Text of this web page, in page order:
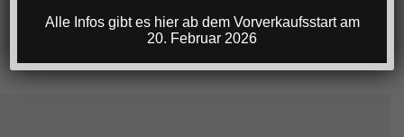
Alle Infos gibt es hier ab dem Vorverkaufsstart am
20. Februar 2026